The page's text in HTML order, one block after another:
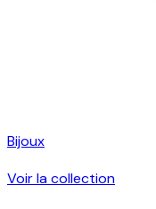
Bijoux
Voir la collection